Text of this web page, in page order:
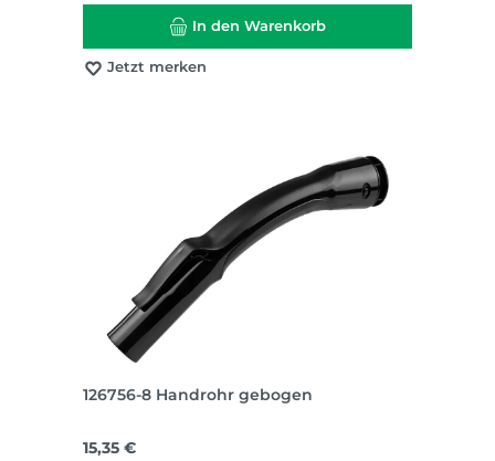
In den Warenkorb
Jetzt merken
126756-8 Handrohr gebogen
Regulärer Preis:
15,35 €